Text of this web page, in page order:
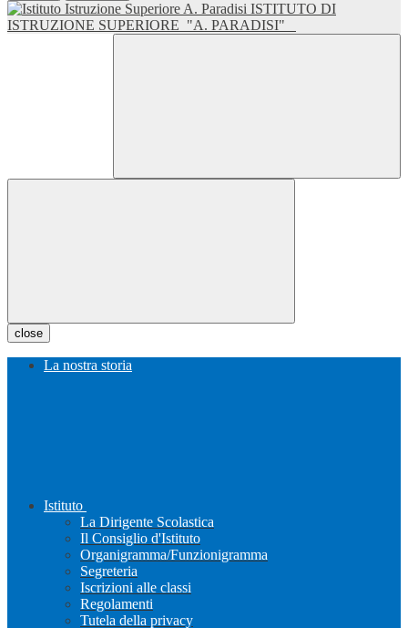
ISTITUTO DI
ISTRUZIONE SUPERIORE "A. PARADISI"
close
La nostra storia
Istituto
La Dirigente Scolastica
Il Consiglio d'Istituto
Organigramma/Funzionigramma
Segreteria
Iscrizioni alle classi
Regolamenti
Tutela della privacy